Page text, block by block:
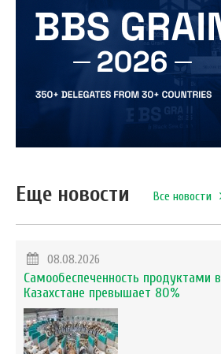
Еще новости Все новости
08.08.2026
Самообеспеченность продуктами в
Казахстане превышает 80%